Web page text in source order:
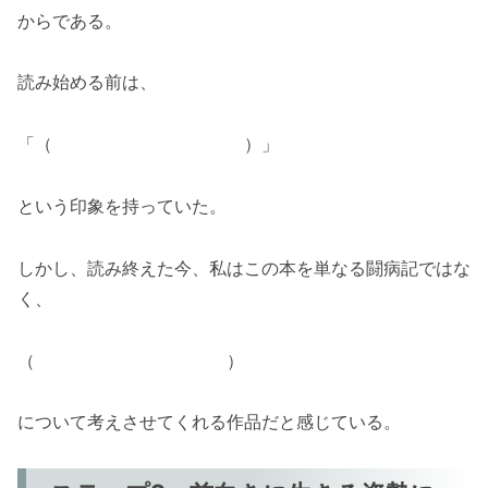
からである。
読み始める前は、
「（ ）」
という印象を持っていた。
しかし、読み終えた今、私はこの本を単なる闘病記ではな
く、
（ ）
について考えさせてくれる作品だと感じている。